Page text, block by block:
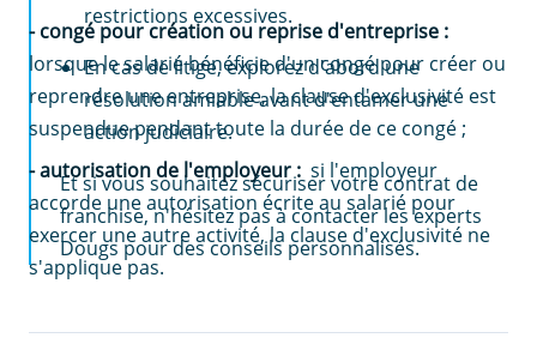
- congé pour création ou reprise d'entreprise :
lorsque le salarié bénéficie d'un congé pour créer ou
reprendre une entreprise, la clause d'exclusivité est
suspendue pendant toute la durée de ce congé ;
- autorisation de l'employeur : si l'employeur
accorde une autorisation écrite au salarié pour
exercer une autre activité, la clause d'exclusivité ne
s'applique pas.
restrictions excessives.
En cas de litige, explorez d'abord une
résolution amiable avant d'entamer une
action judiciaire.
Et si vous souhaitez sécuriser votre contrat de
franchise, n'hésitez pas à contacter les experts
Dougs pour des conseils personnalisés.